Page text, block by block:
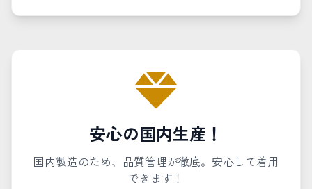
安心の国内生産！
国内製造のため、品質管理が徹底。安心して着用
できます！